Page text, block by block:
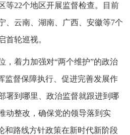
等22个地区开展监督检查。目前
、云南、湖南、广西、安徽等7个
首轮巡视。
，着力加强对“两个维护”的政治
监督保障执行、促进完善发展作
署到哪里、政治监督就跟进到哪
动整改，确保党的领导落到实
和路线方针政策在新时代新阶段